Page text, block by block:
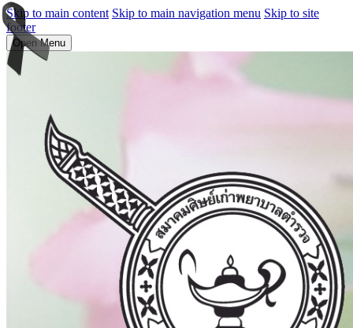
Skip to main content Skip to main navigation menu Skip to site
footer
Open Menu